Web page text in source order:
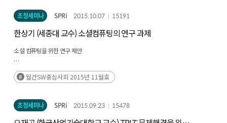
초청세미나 SPRi 2015.10.07 15191
한상기 (세종대 교수) 소셜컴퓨팅의 연구 과제
소셜 컴퓨팅을 위한 연구 제안
포털등의 유의미한 정보 확보 필요
연구를 위한 익명 데이터의 표준화 필요
월간SW중심사회 2015년 11월호
초청세미나 SPRi 2015.09.23 15478